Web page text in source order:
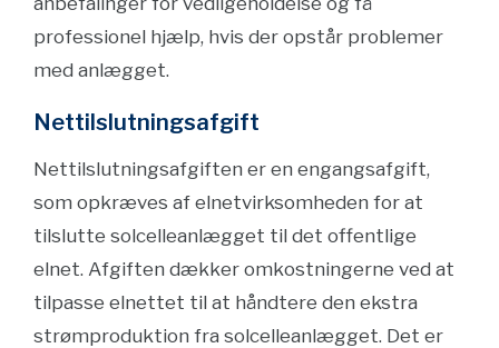
professionel hjælp, hvis der opstår problemer
med anlægget.
Nettilslutningsafgift
Nettilslutningsafgiften er en engangsafgift,
som opkræves af elnetvirksomheden for at
tilslutte solcelleanlægget til det offentlige
elnet. Afgiften dækker omkostningerne ved at
tilpasse elnettet til at håndtere den ekstra
strømproduktion fra solcelleanlægget. Det er